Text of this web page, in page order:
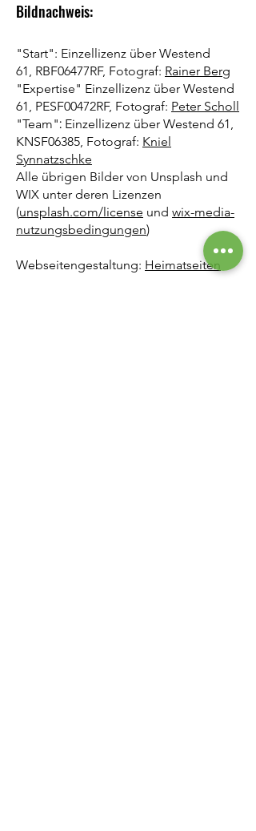
Bildnachweis:
"Start": Einzellizenz über Westend
61, RBF06477RF, Fotograf: Rainer Berg
"Expertise" Einzellizenz über Westend
61, PESF00472RF, Fotograf: Peter Scholl
"Team": Einzellizenz über Westend 61,
KNSF06385, Fotograf: Kniel
Synnatzschke
Alle übrigen Bilder von Unsplash und
WIX unter deren Lizenzen
(unsplash.com/license und wix-media-
nutzungsbedingungen)
Webseitengestaltung: Heimatseiten